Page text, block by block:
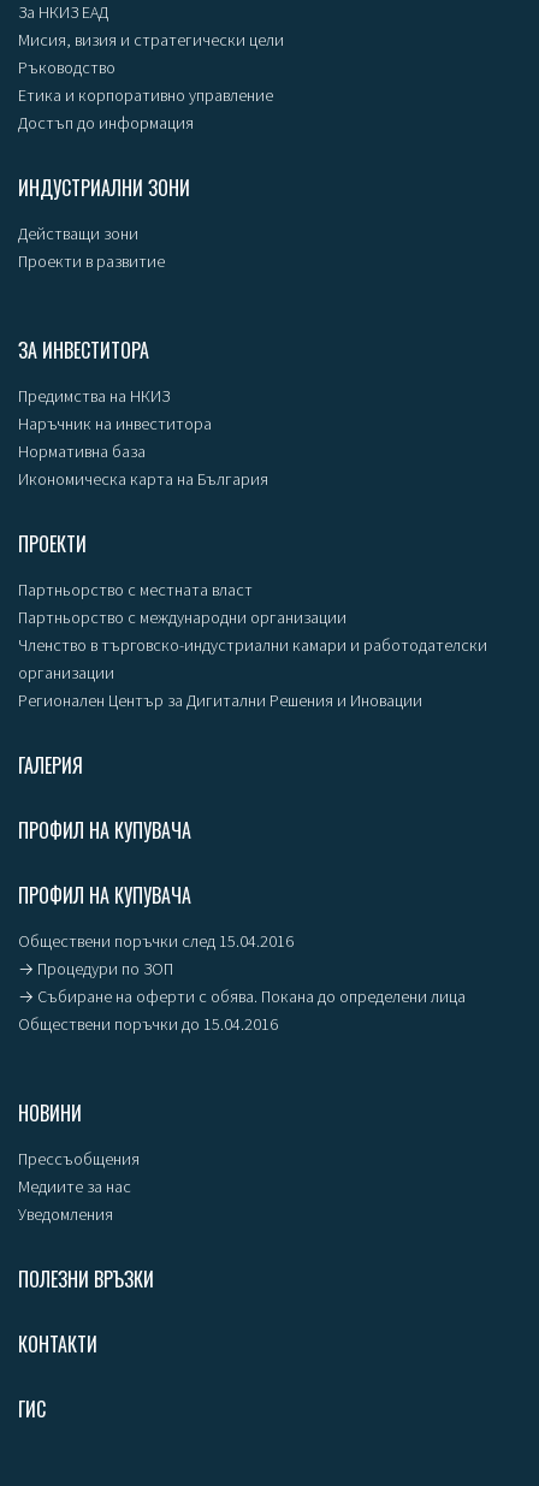
За НКИЗ ЕАД
Мисия, визия и стратегически цели
Ръководство
Етика и корпоративно управление
Достъп до информация
ИНДУСТРИАЛНИ ЗОНИ
Действащи зони
Проекти в развитие
ЗА ИНВЕСТИТОРА
Предимства на НКИЗ
Наръчник на инвеститора
Нормативна база
Икономическа карта на България
ПРОЕКТИ
Партньорство с местната власт
Партньорство с международни организации
Членство в търговско-индустриални камари и работодателски
организации
Регионален Център за Дигитални Решения и Иновации
ГАЛЕРИЯ
ПРОФИЛ НА КУПУВАЧА
ПРОФИЛ НА КУПУВАЧА
Обществени поръчки след 15.04.2016
→ Процедури по ЗОП
→ Събиране на оферти с обява. Покана до определени лица
Обществени поръчки до 15.04.2016
НОВИНИ
Прессъобщения
Медиите за нас
Уведомления
ПОЛЕЗНИ ВРЪЗКИ
КОНТАКТИ
ГИС